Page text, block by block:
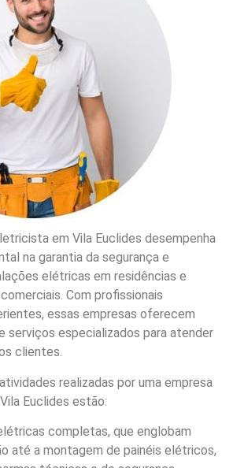
em Vila Euclides desempenha
na garantia da segurança e
elétricas em residências e
Com profissionais
essas empresas oferecem
serviços especializados para atender
clientes.
realizadas por uma empresa
Euclides estão:
completas, que englobam
até a montagem de painéis elétricos,